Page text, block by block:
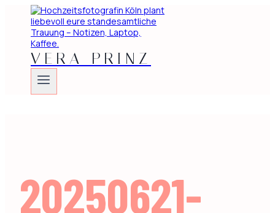
springen
VERA PRINZ
20250621-